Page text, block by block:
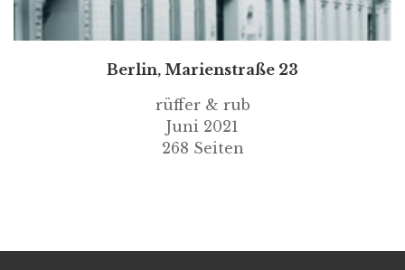
Berlin, Marienstraße 23
rüffer & rub
Juni 2021
268 Seiten